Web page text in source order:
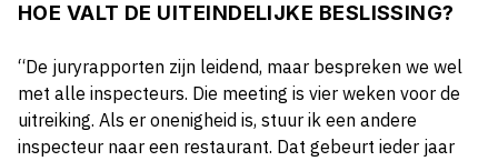
HOE VALT DE UITEINDELIJKE BESLISSING?
“De juryrapporten zijn leidend, maar bespreken we wel
met alle inspecteurs. Die meeting is vier weken voor de
uitreiking. Als er onenigheid is, stuur ik een andere
inspecteur naar een restaurant. Dat gebeurt ieder jaar